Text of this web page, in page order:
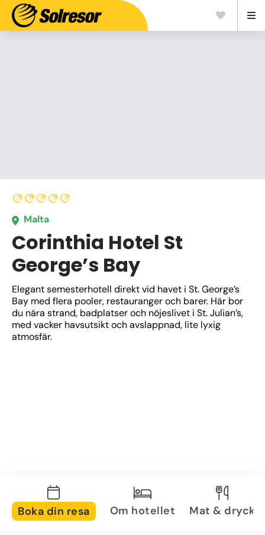
Malta
Corinthia Hotel St
George’s Bay
Elegant semesterhotell direkt vid havet i St. George’s
Bay med flera pooler, restauranger och barer. Här bor
du nära strand, badplatser och nöjeslivet i St. Julian’s,
med vacker havsutsikt och avslappnad, lite lyxig
atmosfär.
Boka din resa Om hotellet Mat & dryck